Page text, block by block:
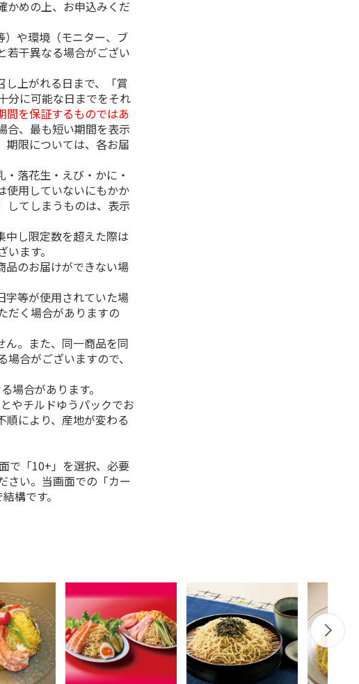
かめの上、お申込みくだ
）や環境（モニター、ブ
若干異なる場合がござい
上がれる日まで、「賞
分に可能な日までをそれ
間を保証するものではあ
合、最も短い期間を表示
期限については、各お届
落花生・えび・かに・
使用していないにもかか
してしまうものは、表示
し限定数を超えた際は
ます。
品のお届けができない場
字等が使用されていた場
だく場合がありますの
ん。また、同一商品を同
合がございますので、
場合があります。
やチルドゆうパックでお
順により、産地が変わる
で「10+」を選択、必要
さい。当画面での「カー
構です。